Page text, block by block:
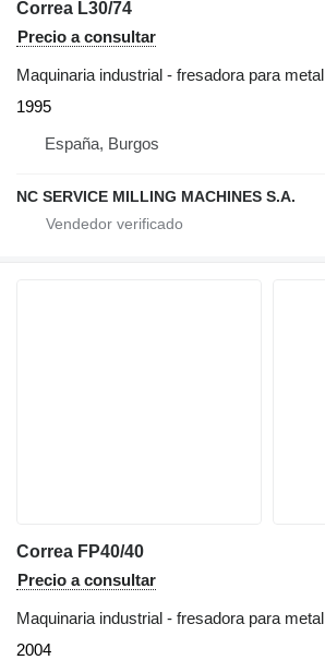
Correa L30/74
Precio a consultar
Maquinaria industrial - fresadora para metal
1995
España, Burgos
NC SERVICE MILLING MACHINES S.A.
Correa FP40/40
Precio a consultar
Maquinaria industrial - fresadora para metal
2004